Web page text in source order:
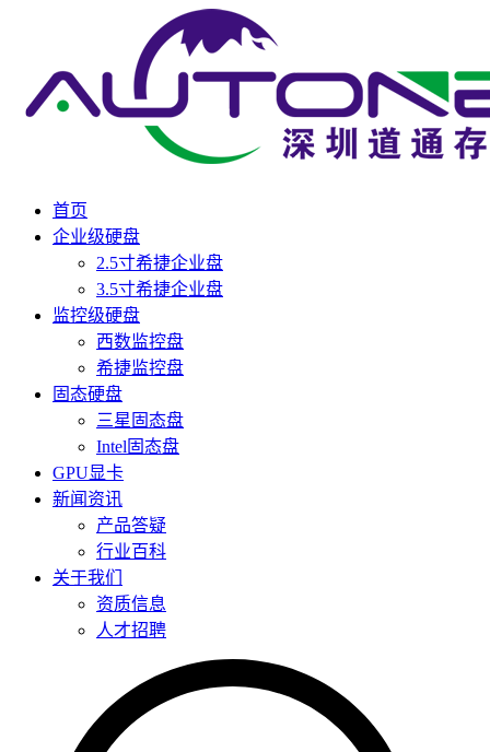
首页
企业级硬盘
2.5寸希捷企业盘
3.5寸希捷企业盘
监控级硬盘
西数监控盘
希捷监控盘
固态硬盘
三星固态盘
Intel固态盘
GPU显卡
新闻资讯
产品答疑
行业百科
关于我们
资质信息
人才招聘